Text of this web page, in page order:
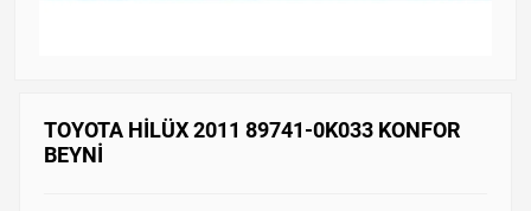
TOYOTA HİLÜX 2011 89741-0K033 KONFOR
BEYNİ